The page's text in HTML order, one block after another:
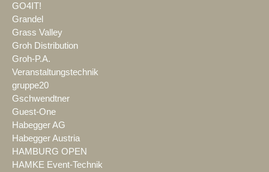
GO4IT!
Grandel
Grass Valley
Groh Distribution
Groh-P.A.
Veranstaltungstechnik
gruppe20
Gschwendtner
Guest-One
Habegger AG
Habegger Austria
HAMBURG OPEN
HAMKE Event-Technik